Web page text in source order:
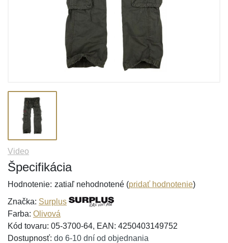
Video
Špecifikácia
Hodnotenie: zatiaľ nehodnotené (pridať hodnotenie)
Značka: Surplus
Farba: Olivová
Kód tovaru: 05-3700-64, EAN: 4250403149752
Dostupnosť: do 6-10 dní od objednania